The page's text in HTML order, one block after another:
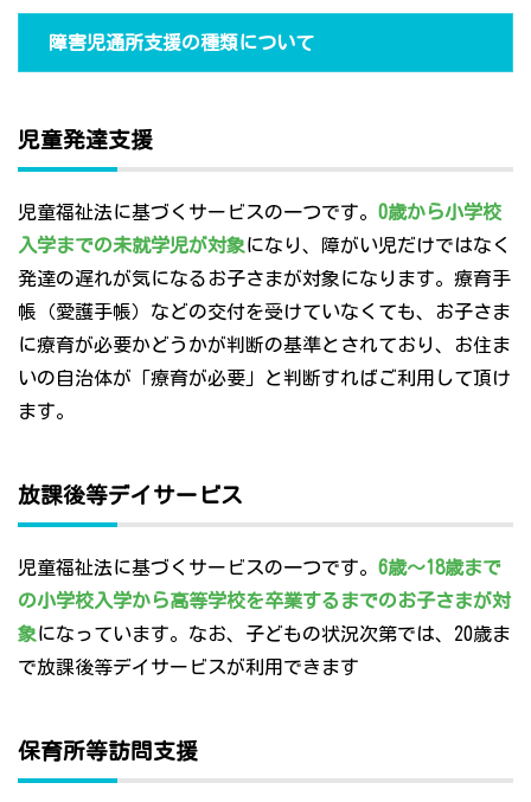
障害児通所支援の種類について
児童発達支援
児童福祉法に基づくサービスの一つです。 0歳から小学校
入学までの未就学児が対象になり、障がい児だけではなく
発達の遅れが気になるお子さまが対象になります。療育手
帳（愛護手帳）などの交付を受けていなくても、お子さま
に療育が必要かどうかが判断の基準とされており、お住ま
いの自治体が「療育が必要」と判断すればご利用して頂け
ます。
放課後等デイサービス
児童福祉法に基づくサービスの一つです。 6歳～18歳まで
の小学校入学から高等学校を卒業するまでのお子さまが対
象になっています。なお、子どもの状況次第では、20歳ま
で放課後等デイサービスが利用できます
保育所等訪問支援